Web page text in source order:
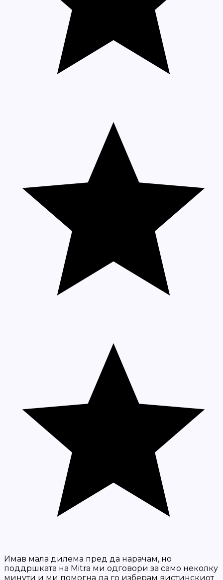
Имав мала дилема пред да нарачам, но
поддршката на Mitra ми одговори за само неколку
минути и ми помогна да го изберам вистинскиот